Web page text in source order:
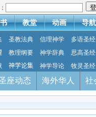
教堂 动画 导航
圣教法典 信理神学
多语圣经
教理纲要 神学辞典
思高圣经
神学论集 神学导论 牧灵圣经
座动态 海外华人 社